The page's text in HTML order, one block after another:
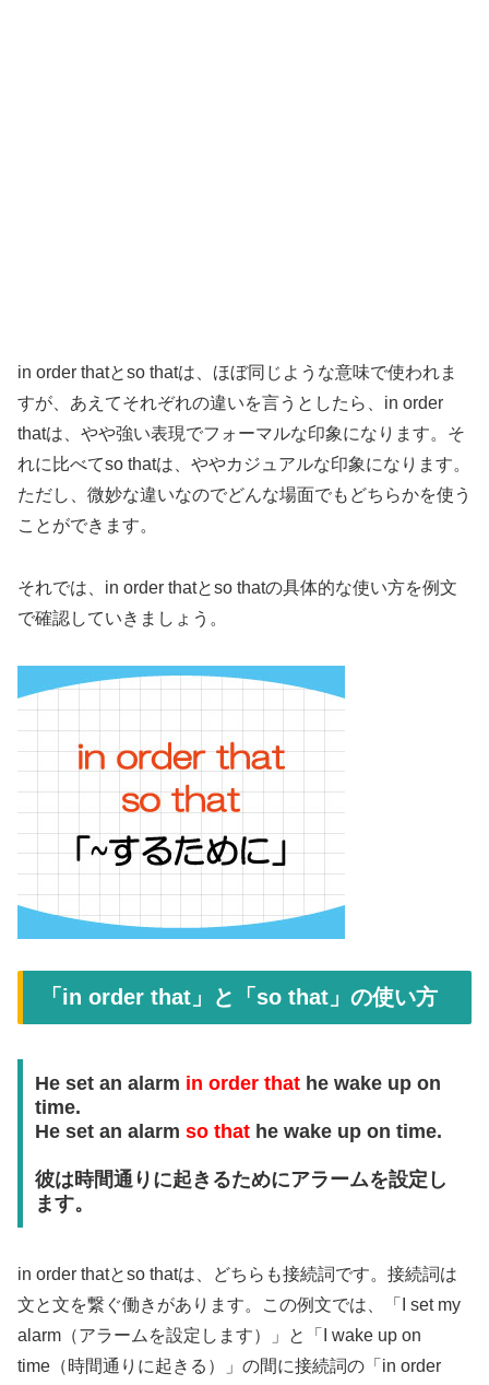
in order thatとso thatは、ほぼ同じような意味で使われま
すが、あえてそれぞれの違いを言うとしたら、in order
thatは、やや強い表現でフォーマルな印象になります。そ
れに比べてso thatは、ややカジュアルな印象になります。
ただし、微妙な違いなのでどんな場面でもどちらかを使う
ことができます。
それでは、in order thatとso thatの具体的な使い方を例文
で確認していきましょう。
「in order that」と「so that」の使い方
He set an alarm in order thathe wake up on
time.
He set an alarm so thathe wake up on time.
彼は時間通りに起きるためにアラームを設定し
ます。
in order thatとso thatは、どちらも接続詞です。接続詞は
文と文を繋ぐ働きがあります。この例文では、「I set my
alarm（アラームを設定します）」と「I wake up on
time（時間通りに起きる）」の間に接続詞の「in order